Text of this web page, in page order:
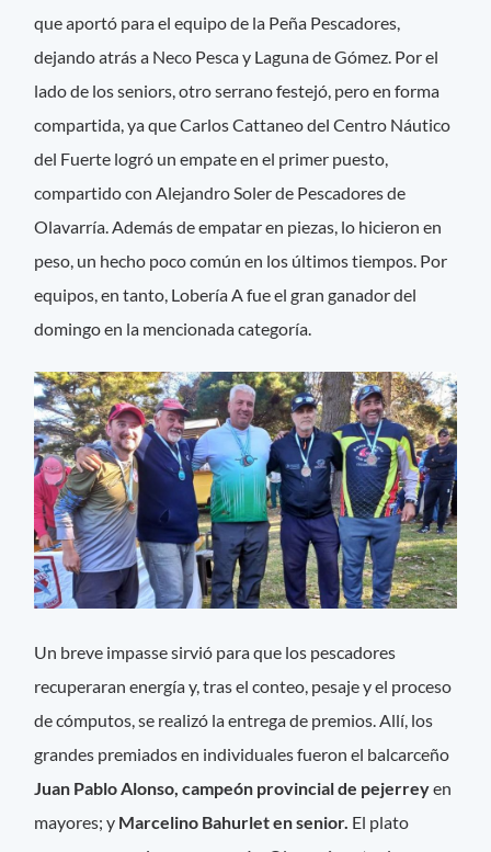
que aportó para el equipo de la Peña Pescadores,
dejando atrás a Neco Pesca y Laguna de Gómez. Por el
lado de los seniors, otro serrano festejó, pero en forma
compartida, ya que Carlos Cattaneo del Centro Náutico
del Fuerte logró un empate en el primer puesto,
compartido con Alejandro Soler de Pescadores de
Olavarría. Además de empatar en piezas, lo hicieron en
peso, un hecho poco común en los últimos tiempos. Por
equipos, en tanto, Lobería A fue el gran ganador del
domingo en la mencionada categoría.
Un breve impasse sirvió para que los pescadores
recuperaran energía y, tras el conteo, pesaje y el proceso
de cómputos, se realizó la entrega de premios. Allí, los
grandes premiados en individuales fueron el balcarceño
Juan Pablo Alonso, campeón provincial de pejerreyen
mayores; y Marcelino Bahurlet en senior. El plato